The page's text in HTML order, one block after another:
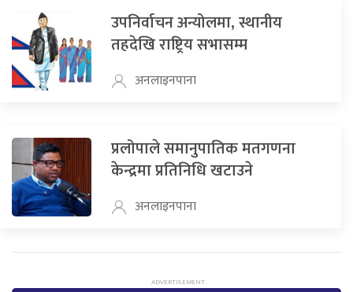
उपनिर्वाचन अन्योलमा, स्थानीय
तहदेखि राष्ट्रिय सभासम्म
अनलाइनपाना
प्रलोपाले समानुपातिक मतगणना
केन्द्रमा प्रतिनिधि खटाउने
अनलाइनपाना